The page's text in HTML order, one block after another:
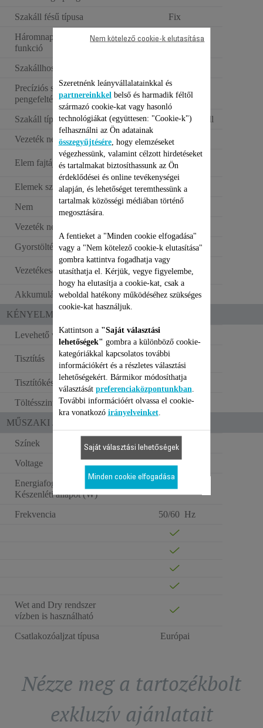
Szakáll fésű típusa
Fix
Háromnapos borosta
funkció
Szakállhossz-pozíciók
Precíziós szakállvágó
pengefeltét
Szakáll típusa
Három napos szakáll
Vezeték nélküli működés
120 perc
Elem fajtája
Erőteljes hosszú
időtartamú(Li-Ion)
Elemek száma
1
Nem
Férfi
Vezeték nélküli működés
Gyorstöltés
Vezetékes/vezetéknélküli
Vezeték nélküli
használat
Akkumulátor típusa
Lítium-ion
KÉNYELMI FUNKCIÓK
Levehető vágófej
Tisztítás
Teljes mértékben
mosható
Tisztítókészlet
Olaj + kefe
Töltésszint-jelző
LED
MŰSZAKI JELLEMZŐK
Színek
Fekete/piros
Voltage
100–240 V
Energiafogyasztás -
Készenléti állapot (W)
0.088 W
Frekvencia 50/60 Hz
Wet and Dry rendszer
vízben is használható
Csatlakozóaljzat típusa
Európai
Nézze meg a tartozékbolt
exkluzív ajánlatait
Szeretnénk leányvállalatainkkal és
partnereinkkel belső és harmadik féltől
származó cookie-kat vagy hasonló
technológiákat (együttesen: "Cookie-k")
felhasználni az Ön adatainak
összegyűjtésére, hogy elemzéseket
végezhessünk, valamint célzott hirdetéseket
és tartalmakat biztosíthassunk az Ön
érdeklődései és online tevékenységei
alapján, és lehetőséget teremthessünk a
tartalmak közösségi médiában történő
megosztására.
A fentieket a "Minden cookie elfogadása"
vagy a "Nem kötelező cookie-k elutasítása"
gombra kattintva fogadhatja vagy
utasíthatja el. Kérjük, vegye figyelembe,
hogy ha elutasítja a cookie-kat, csak a
weboldal hatékony működéséhez szükséges
cookie-kat használjuk.
Kattintson a "Saját választási
lehetőségek" gombra a különböző cookie-
kategóriákkal kapcsolatos további
információkért és a részletes választási
lehetőségekért. Bármikor módosíthatja
választását preferenciaközpontunkban
További információért olvassa el cookie-
kra vonatkozó irányelveinket.
Nem kötelező cookie-k elutasítása
Saját választási lehetőségek
Minden cookie elfogadása